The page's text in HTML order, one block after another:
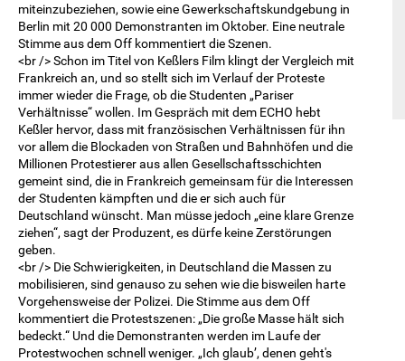
miteinzubeziehen, sowie eine Gewerkschaftskundgebung in
Berlin mit 20 000 Demonstranten im Oktober. Eine neutrale
Stimme aus dem Off kommentiert die Szenen.
<br /> Schon im Titel von Keßlers Film klingt der Vergleich mit
Frankreich an, und so stellt sich im Verlauf der Proteste
immer wieder die Frage, ob die Studenten „Pariser
Verhältnisse“ wollen. Im Gespräch mit dem ECHO hebt
Keßler hervor, dass mit französischen Verhältnissen für ihn
vor allem die Blockaden von Straßen und Bahnhöfen und die
Millionen Protestierer aus allen Gesellschaftsschichten
gemeint sind, die in Frankreich gemeinsam für die Interessen
der Studenten kämpften und die er sich auch für
Deutschland wünscht. Man müsse jedoch „eine klare Grenze
ziehen“, sagt der Produzent, es dürfe keine Zerstörungen
geben.
<br /> Die Schwierigkeiten, in Deutschland die Massen zu
mobilisieren, sind genauso zu sehen wie die bisweilen harte
Vorgehensweise der Polizei. Die Stimme aus dem Off
kommentiert die Protestszenen: „Die große Masse hält sich
bedeckt.“ Und die Demonstranten werden im Laufe der
Protestwochen schnell weniger. „Ich glaub’, denen geht's